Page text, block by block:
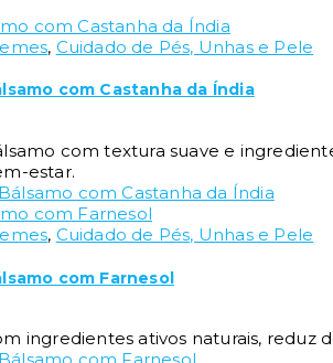
, Cuidado de Pés, Unhas e Pele
com Castanha da Índia
com textura suave e
estar.
, Cuidado de Pés, Unhas e Pele
com Farnesol
ingredientes ativos naturais, reduz